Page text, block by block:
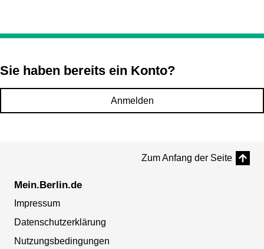
Sie haben bereits ein Konto?
Anmelden
Zum Anfang der Seite
Mein.Berlin.de
Impressum
Datenschutzerklärung
Nutzungsbedingungen